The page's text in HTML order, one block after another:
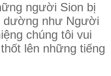
người Sion bị
dường như Người
chúng tôi vui
lên những tiếng